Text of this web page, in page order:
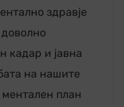
здравје
кадар и јавна
на нашите
план